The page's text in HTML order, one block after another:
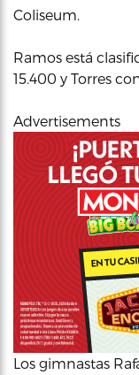
Coliseum.
Ramos está
15.400 y Torres
Advertisements
Los gimnastas